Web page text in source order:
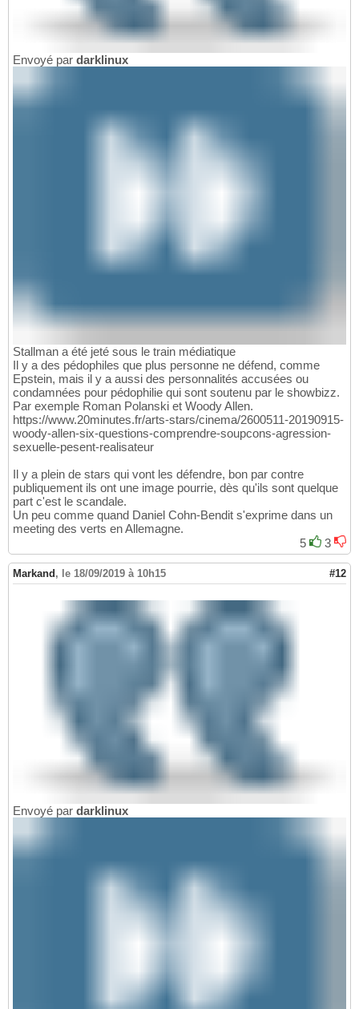
Envoyé par darklinux
Stallman a été jeté sous le train médiatique
Il y a des pédophiles que plus personne ne défend, comme
Epstein, mais il y a aussi des personnalités accusées ou
condamnées pour pédophilie qui sont soutenu par le showbizz.
Par exemple Roman Polanski et Woody Allen.
https://www.20minutes.fr/arts-stars/cinema/2600511-20190915-
woody-allen-six-questions-comprendre-soupcons-agression-
sexuelle-pesent-realisateur
Il y a plein de stars qui vont les défendre, bon par contre
publiquement ils ont une image pourrie, dès qu'ils sont quelque
part c'est le scandale.
Un peu comme quand Daniel Cohn-Bendit s'exprime dans un
meeting des verts en Allemagne.
5
3
Markand, le 18/09/2019 à 10h15 #12
Envoyé par darklinux